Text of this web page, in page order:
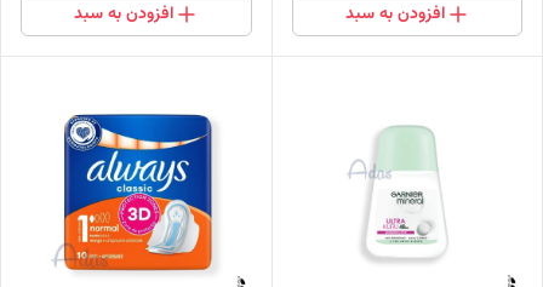
افزودن به سبد افزودن به سبد